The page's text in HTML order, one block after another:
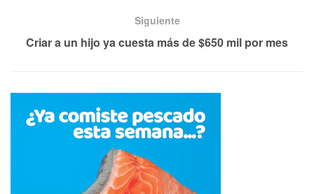
Siguiente
Criar a un hijo ya cuesta más de $650 mil por mes